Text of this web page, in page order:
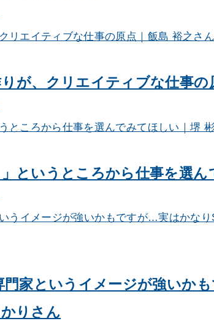
が、クリエイティブな仕事の
」というところから仕事を選
家というイメージが強いか
りさん